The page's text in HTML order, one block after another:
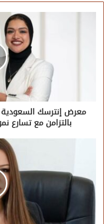
معرض إنترسك السعودية
بالتزامن مع تسارع